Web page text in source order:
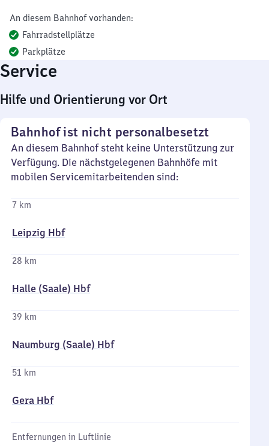
An diesem Bahnhof vorhanden:
Fahrradstellplätze
Parkplätze
Service
Hilfe und Orientierung vor Ort
Bahnhof ist nicht personalbesetzt
An diesem Bahnhof steht keine Unterstützung zur
Verfügung. Die nächstgelegenen Bahnhöfe mit
mobilen Servicemitarbeitenden sind:
7 km
Leipzig Hbf
28 km
Halle (Saale) Hbf
39 km
Naumburg (Saale) Hbf
51 km
Gera Hbf
Entfernungen in Luftlinie